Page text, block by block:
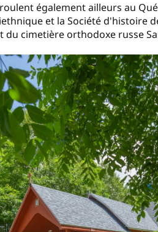
également ailleurs au
et la Société d'histoire
du cimetière orthodoxe russe